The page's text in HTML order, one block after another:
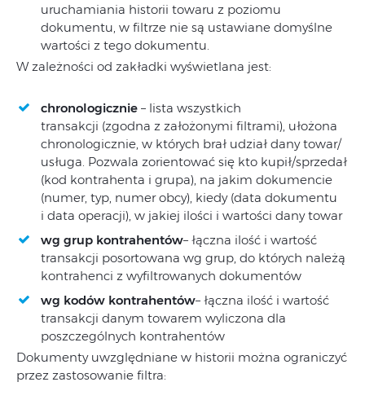
uruchamiania historii towaru z poziomu
dokumentu, w filtrze nie są ustawiane domyślne
wartości z tego dokumentu.
W zależności od zakładki wyświetlana jest:
chronologicznie – lista wszystkich
transakcji (zgodna z założonymi filtrami), ułożona
chronologicznie, w których brał udział dany towar/
usługa. Pozwala zorientować się kto kupił/sprzedał
(kod kontrahenta i grupa), na jakim dokumencie
(numer, typ, numer obcy), kiedy (data dokumentu
i data operacji), w jakiej ilości i wartości dany towar
wg grup kontrahentów– łączna ilość i wartość
transakcji posortowana wg grup, do których należą
kontrahenci z wyfiltrowanych dokumentów
wg kodów kontrahentów– łączna ilość i wartość
transakcji danym towarem wyliczona dla
poszczególnych kontrahentów
Dokumenty uwzględniane w historii można ograniczyć
przez zastosowanie filtra: